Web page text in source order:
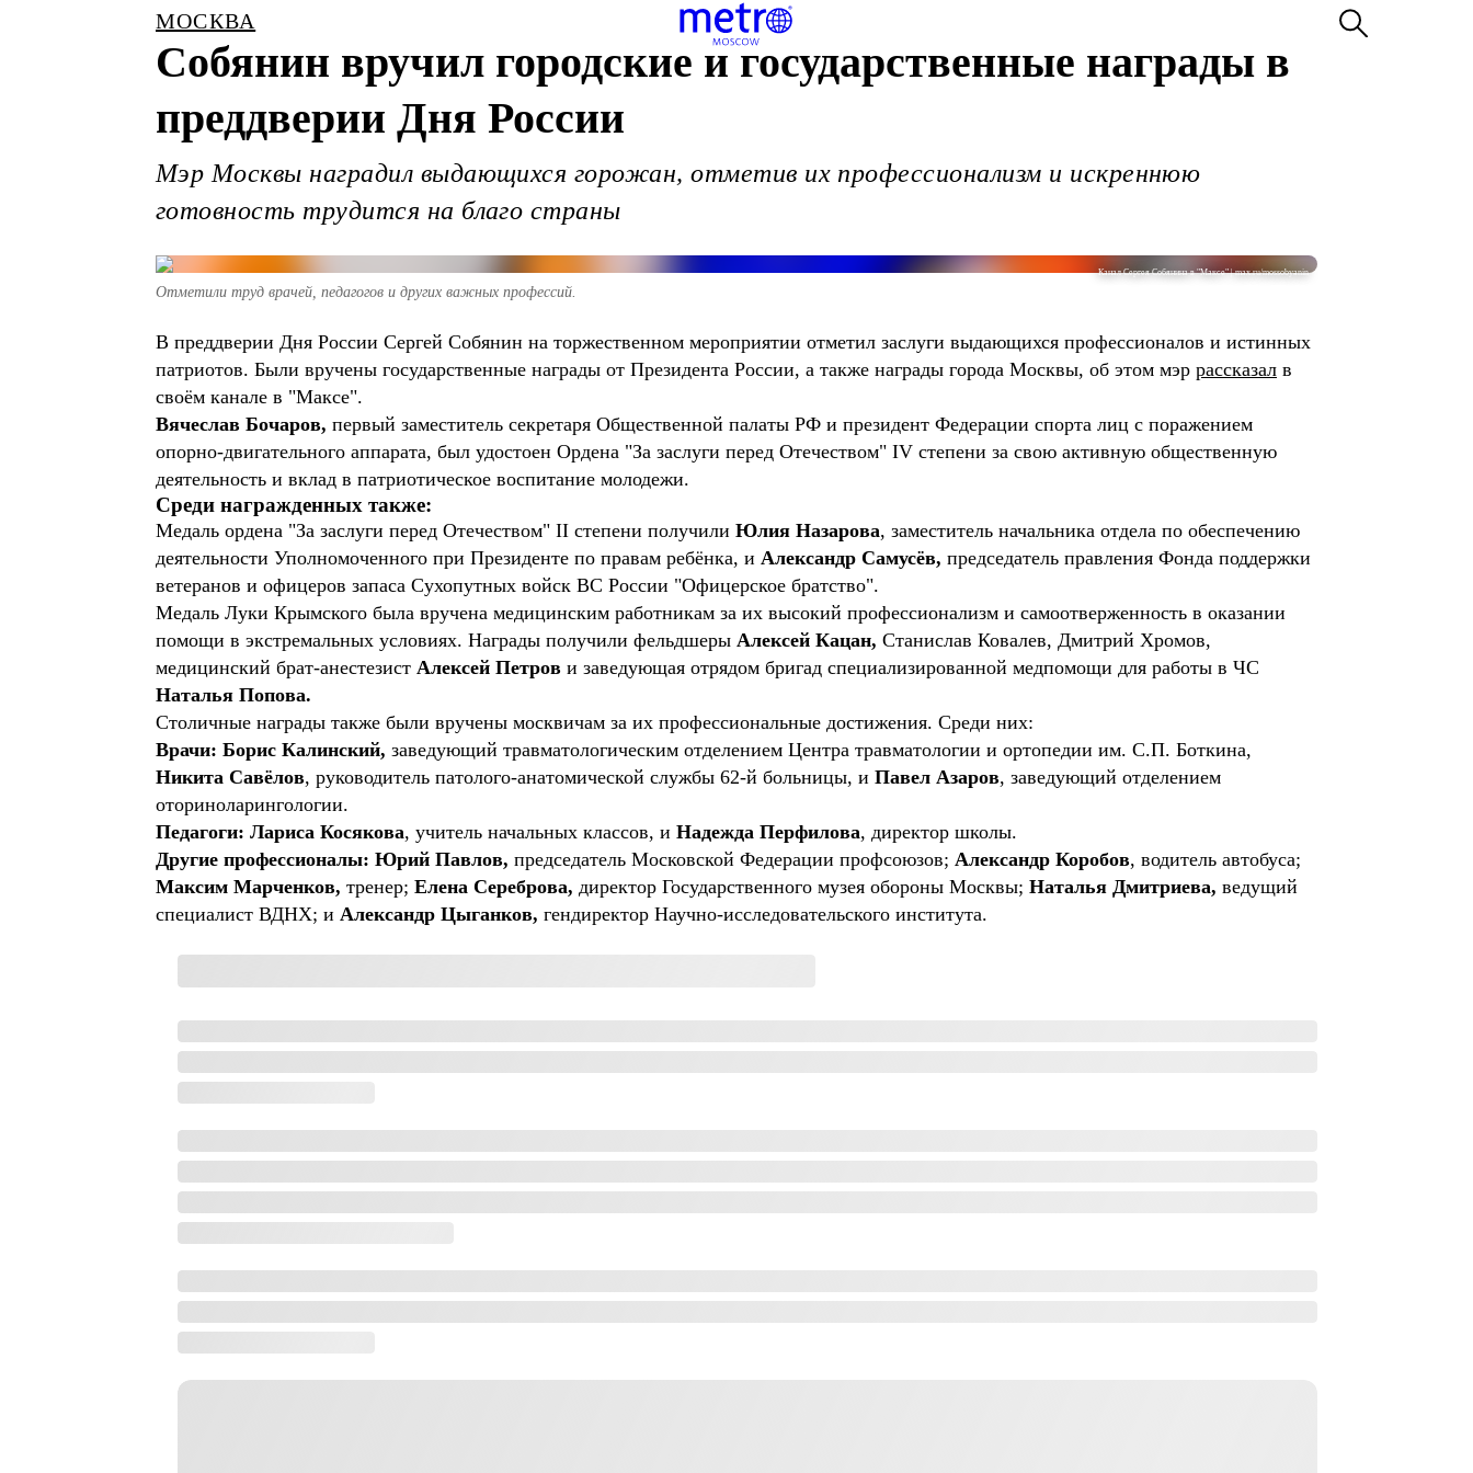
МОСКВА
Собянин вручил городские и государственные награды в
преддверии Дня России
Мэр Москвы наградил выдающихся горожан, отметив их профессионализм и искреннюю
готовность трудится на благо страны
Канал Сергея Собянина в "Максе" | max.ru/mossobyanin
Отметили труд врачей, педагогов и других важных профессий.
В преддверии Дня России Сергей Собянин на торжественном мероприятии отметил заслуги выдающихся профессионалов и истинных
патриотов. Были вручены государственные награды от Президента России, а также награды города Москвы, об этом мэр рассказал в
своём канале в "Максе".
Вячеслав Бочаров, первый заместитель секретаря Общественной палаты РФ и президент Федерации спорта лиц с поражением
опорно-двигательного аппарата, был удостоен Ордена "За заслуги перед Отечеством" IV степени за свою активную общественную
деятельность и вклад в патриотическое воспитание молодежи.
Среди награжденных также:
Медаль ордена "За заслуги перед Отечеством" II степени получили Юлия Назарова, заместитель начальника отдела по обеспечению
деятельности Уполномоченного при Президенте по правам ребёнка, и Александр Самусёв, председатель правления Фонда поддержки
ветеранов и офицеров запаса Сухопутных войск ВС России "Офицерское братство".
Медаль Луки Крымского была вручена медицинским работникам за их высокий профессионализм и самоотверженность в оказании
помощи в экстремальных условиях. Награды получили фельдшеры Алексей Кацан, Станислав Ковалев, Дмитрий Хромов,
медицинский брат-анестезист Алексей Петров и заведующая отрядом бригад специализированной медпомощи для работы в ЧС
Наталья Попова.
Столичные награды также были вручены москвичам за их профессиональные достижения. Среди них:
Врачи: Борис Калинский, заведующий травматологическим отделением Центра травматологии и ортопедии им. С.П. Боткина,
Никита Савёлов, руководитель патолого-анатомической службы 62-й больницы, и Павел Азаров, заведующий отделением
оториноларингологии.
Педагоги: Лариса Косякова, учитель начальных классов, и Надежда Перфилова, директор школы.
Другие профессионалы: Юрий Павлов, председатель Московской Федерации профсоюзов; Александр Коробов, водитель автобуса;
Максим Марченков, тренер; Елена Сереброва, директор Государственного музея обороны Москвы; Наталья Дмитриева, ведущий
специалист ВДНХ; и Александр Цыганков, гендиректор Научно-исследовательского института.